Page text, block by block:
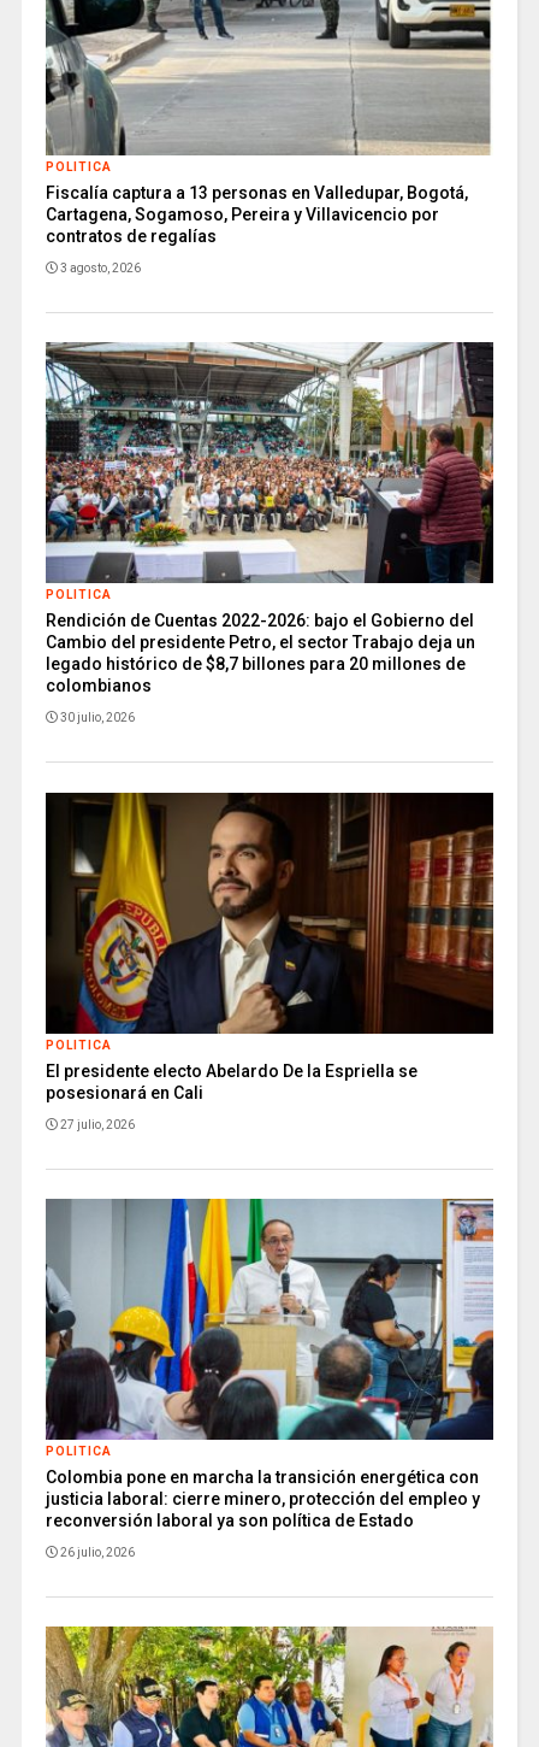
POLITICA
Fiscalía captura a 13 personas en Valledupar, Bogotá,
Cartagena, Sogamoso, Pereira y Villavicencio por
contratos de regalías
3 agosto, 2026
POLITICA
Rendición de Cuentas 2022-2026: bajo el Gobierno del
Cambio del presidente Petro, el sector Trabajo deja un
legado histórico de $8,7 billones para 20 millones de
colombianos
30 julio, 2026
POLITICA
El presidente electo Abelardo De la Espriella se
posesionará en Cali
27 julio, 2026
POLITICA
Colombia pone en marcha la transición energética con
justicia laboral: cierre minero, protección del empleo y
reconversión laboral ya son política de Estado
26 julio, 2026